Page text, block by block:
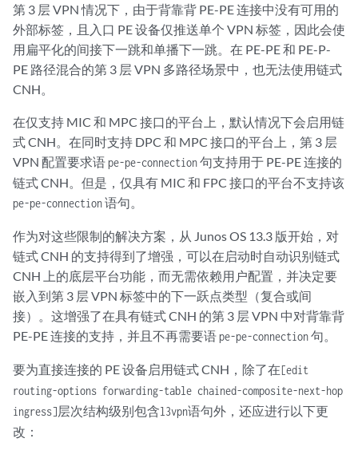
第 3 层 VPN 情况下，由于背靠背 PE-PE 连接中没有可用的
外部标签，且入口 PE 设备仅推送单个 VPN 标签，因此会使
用扁平化的间接下一跳和单播下一跳。在 PE-PE 和 PE-P-
PE 路径混合的第 3 层 VPN 多路径场景中，也无法使用链式
CNH。
在仅支持 MIC 和 MPC 接口的平台上，默认情况下会启用链
式 CNH。在同时支持 DPC 和 MPC 接口的平台上，第 3 层
VPN 配置要求语pe-pe-connection句支持用于 PE-PE 连接的
链式 CNH。但是，仅具有 MIC 和 FPC 接口的平台不支持该
pe-pe-connection语句。
作为对这些限制的解决方案，从 Junos OS 13.3 版开始，对
链式 CNH 的支持得到了增强，可以在启动时自动识别链式
CNH 上的底层平台功能，而无需依赖用户配置，并决定要
嵌入到第 3 层 VPN 标签中的下一跃点类型（复合或间
接）。这增强了在具有链式 CNH 的第 3 层 VPN 中对背靠背
PE-PE 连接的支持，并且不再需要语pe-pe-connection句。
要为直接连接的 PE 设备启用链式 CNH，除了在[edit
routing-options forwarding-table chained-composite-next-hop
ingress]层次结构级别包含l3vpn语句外，还应进行以下更
改：